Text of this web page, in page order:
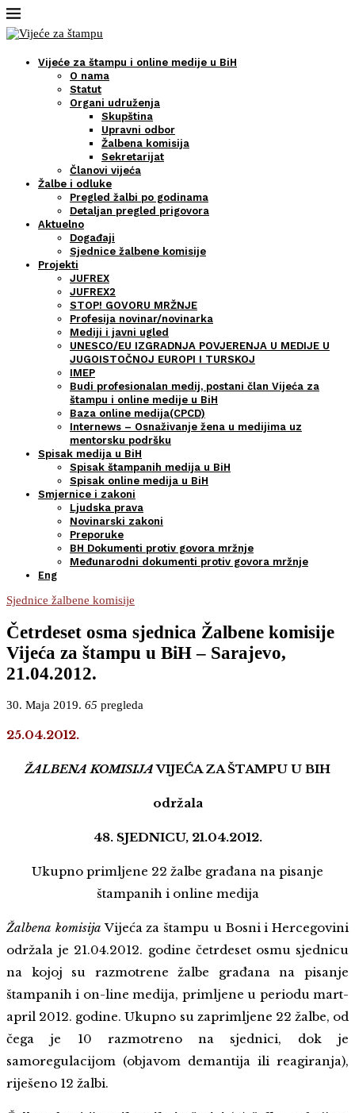
Vijeće za štampu i online medije u BiH
O nama
Statut
Organi udruženja
Skupština
Upravni odbor
Žalbena komisija
Sekretarijat
Članovi vijeća
Žalbe i odluke
Pregled žalbi po godinama
Detaljan pregled prigovora
Aktuelno
Događaji
Sjednice žalbene komisije
Projekti
JUFREX
JUFREX2
STOP! GOVORU MRŽNJE
Profesija novinar/novinarka
Mediji i javni ugled
UNESCO/EU IZGRADNJA POVJERENJA U MEDIJE U
JUGOISTOČNOJ EUROPI I TURSKOJ
IMEP
Budi profesionalan medij, postani član Vijeća za
štampu i online medije u BiH
Baza online medija(CPCD)
Internews – Osnaživanje žena u medijima uz
mentorsku podršku
Spisak medija u BiH
Spisak štampanih medija u BiH
Spisak online medija u BiH
Smjernice i zakoni
Ljudska prava
Novinarski zakoni
Preporuke
BH Dokumenti protiv govora mržnje
Međunarodni dokumenti protiv govora mržnje
Eng
Sjednice žalbene komisije
Četrdeset osma sjednica Žalbene komisije
Vijeća za štampu u BiH – Sarajevo,
21.04.2012.
30. Maja 2019. 65 pregleda
25.04.2012.
ŽALBENA KOMISIJAVIJEĆA ZA ŠTAMPU U BIH
održala
48. SJEDNICU, 21.04.2012.
Ukupno primljene 22 žalbe građana na pisanje
štampanih i online medija
Žalbena komisija Vijeća za štampu u Bosni i Hercegovini
održala je 21.04.2012. godine četrdeset osmu sjednicu
na kojoj su razmotrene žalbe građana na pisanje
štampanih i on-line medija, primljene u periodu mart-
april 2012. godine. Ukupno su zaprimljene 22 žalbe, od
čega je 10 razmotreno na sjednici, dok je
samoregulacijom (objavom demantija ili reagiranja),
riješeno 12 žalbi.